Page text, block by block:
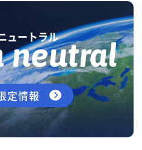
ュートラル
neutral
定情報